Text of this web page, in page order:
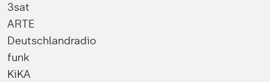
3sat
ARTE
Deutschlandradio
funk
KiKA